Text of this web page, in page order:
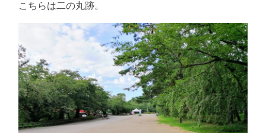
こちらは二の丸跡。